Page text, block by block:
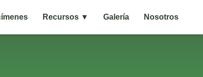
Recursos ▼ Galería Nosotros